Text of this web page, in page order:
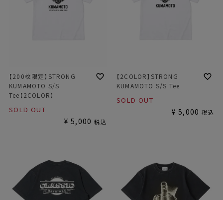
【200枚限定】STRONG
KUMAMOTO S/S
Tee【2COLOR】
SOLD OUT
¥ 5,000 税込
【2COLOR】STRONG
KUMAMOTO S/S Tee
SOLD OUT
¥ 5,000 税込